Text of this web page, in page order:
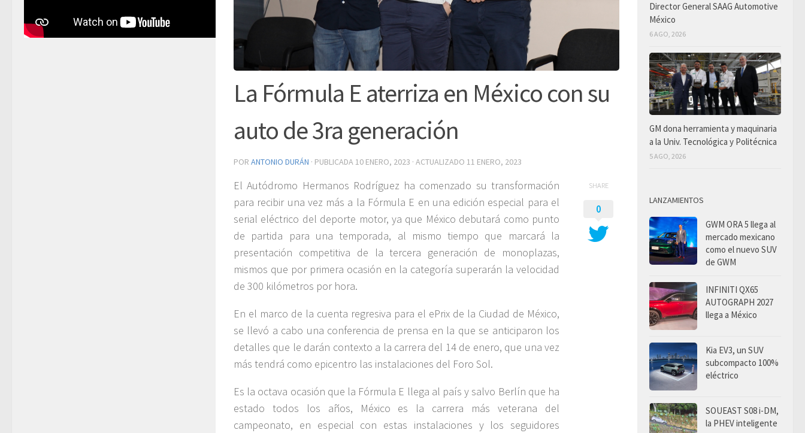
La Fórmula E aterriza en México con su
auto de 3ra generación
POR ANTONIO DURÁN · PUBLICADA 10 ENERO, 2023 · ACTUALIZADO 11 ENERO, 2023
El Autódromo Hermanos Rodríguez ha comenzado su transformación
para recibir una vez más a la Fórmula E en una edición especial para el
serial eléctrico del deporte motor, ya que México debutará como punto
de partida para una temporada, al mismo tiempo que marcará la
presentación competitiva de la tercera generación de monoplazas,
mismos que por primera ocasión en la categoría superarán la velocidad
de 300 kilómetros por hora.
En el marco de la cuenta regresiva para el ePrix de la Ciudad de México,
se llevó a cabo una conferencia de prensa en la que se anticiparon los
detalles que le darán contexto a la carrera del 14 de enero, que una vez
más tendrá como epicentro las instalaciones del Foro Sol.
Es la octava ocasión que la Fórmula E llega al país y salvo Berlín que ha
estado todos los años, México es la carrera más veterana del
campeonato, en especial con estas instalaciones y los seguidores
SHARE
0
Director General SAAG Automotive
México
6 AGO, 2026
GM dona herramienta y maquinaria
a la Univ. Tecnológica y Politécnica
5 AGO, 2026
LANZAMIENTOS
GWM ORA 5 llega al
mercado mexicano
como el nuevo SUV
de GWM
INFINITI QX65
AUTOGRAPH 2027
llega a México
Kia EV3, un SUV
subcompacto 100%
eléctrico
SOUEAST S08 i-DM,
la PHEV inteligente